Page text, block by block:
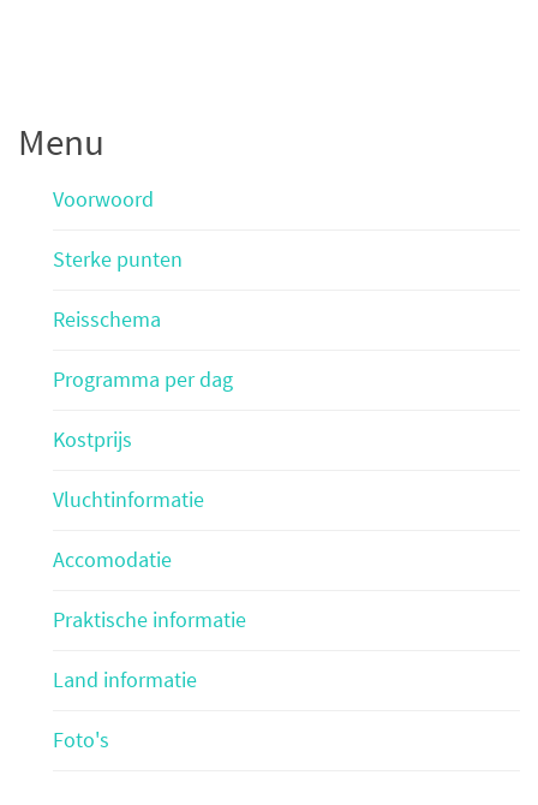
Menu
Voorwoord
Sterke punten
Reisschema
Programma per dag
Kostprijs
Vluchtinformatie
Accomodatie
Praktische informatie
Land informatie
Foto's